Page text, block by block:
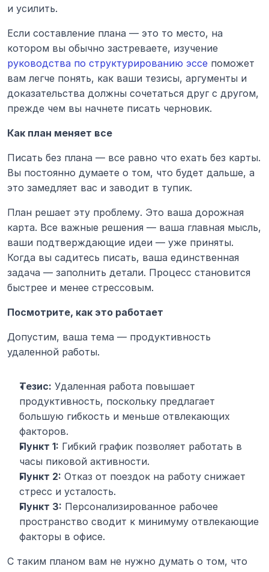
и усилить.
Если составление плана — это то место, на
руководства по структурированию эссе поможет
вам легче понять, как ваши тезисы, аргументы и
доказательства должны сочетаться друг с другом,
прежде чем вы начнете писать черновик.
Как план меняет все
Писать без плана — все равно что ехать без карты.
Вы постоянно думаете о том, что будет дальше, а
это замедляет вас и заводит в тупик.
План решает эту проблему. Это ваша дорожная
карта. Все важные решения — ваша главная мысль,
ваши подтверждающие идеи — уже приняты.
Когда вы садитесь писать, ваша единственная
задача — заполнить детали. Процесс становится
быстрее и менее стрессовым.
Посмотрите, как это работает
Допустим, ваша тема — продуктивность
удаленной работы.
Тезис: Удаленная работа повышает
продуктивность, поскольку предлагает
большую гибкость и меньше отвлекающих
факторов.
Пункт 1: Гибкий график позволяет работать в
часы пиковой активности.
Пункт 2: Отказ от поездок на работу снижает
стресс и усталость.
Пункт 3: Персонализированное рабочее
пространство сводит к минимуму отвлекающие
факторы в офисе.
С таким планом вам не нужно думать о том, что